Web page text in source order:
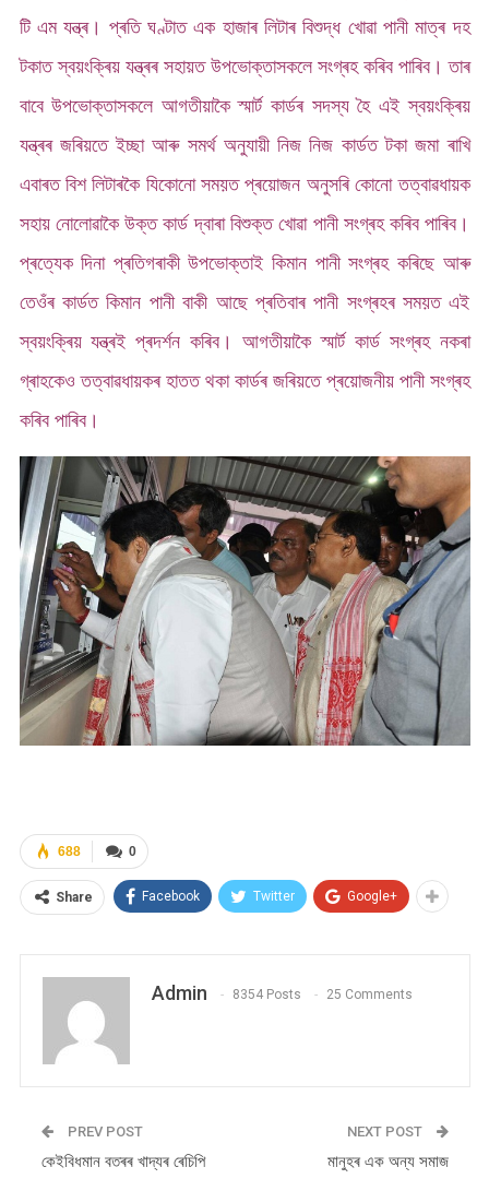
টি এম যন্ত্ৰ। প্ৰতি ঘণ্টাত এক হাজাৰ লিটাৰ বিশুদ্ধ খোৱা পানী মাত্ৰ দহ
টকাত স্বয়ংক্ৰিয় যন্ত্ৰৰ সহায়ত উপভোক্তাসকলে সংগ্ৰহ কৰিব পাৰিব। তাৰ
বাবে উপভোক্তাসকলে আগতীয়াকৈ স্মাৰ্ট কাৰ্ডৰ সদস্য হৈ এই স্বয়ংক্ৰিয়
যন্ত্ৰৰ জৰিয়তে ইচ্ছা আৰু সমৰ্থ অনুযায়ী নিজ নিজ কাৰ্ডত টকা জমা ৰাখি
এবাৰত বিশ লিটাৰকৈ যিকোনো সময়ত প্ৰয়োজন অনুসৰি কোনো তত্বাৱধায়ক
সহায় নোলোৱাকৈ উক্ত কাৰ্ড দ্বাৰা বিশুক্ত খোৱা পানী সংগ্ৰহ কৰিব পাৰিব।
প্ৰত্যেক দিনা প্ৰতিগৰাকী উপভোক্তাই কিমান পানী সংগ্ৰহ কৰিছে আৰু
তেওঁৰ কাৰ্ডত কিমান পানী বাকী আছে প্ৰতিবাৰ পানী সংগ্ৰহৰ সময়ত এই
স্বয়ংক্ৰিয় যন্ত্ৰই প্ৰদৰ্শন কৰিব। আগতীয়াকৈ স্মাৰ্ট কাৰ্ড সংগ্ৰহ নকৰা
গ্ৰাহকেও তত্বাৱধায়কৰ হাতত থকা কাৰ্ডৰ জৰিয়তে প্ৰয়োজনীয় পানী সংগ্ৰহ
কৰিব পাৰিব।
0
688
Share Facebook Twitter Google+
Admin 8354 Posts 25 Comments
PREV POST
কেইবিধমান বতৰৰ খাদ্যৰ ৰেচিপি
NEXT POST
মানুহৰ এক অন্য সমাজ